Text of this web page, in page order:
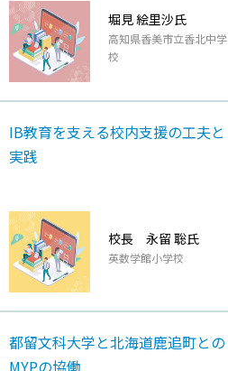
堀⾒ 絵⾥沙氏
⾼知県⾹美市⽴⾹北中学
校
IB教育を⽀える校内⽀援の⼯夫と
実践
校⻑ 永留 聡氏
英数学館⼩学校
都留⽂科⼤学と北海道⿅追町との
MYPの協働